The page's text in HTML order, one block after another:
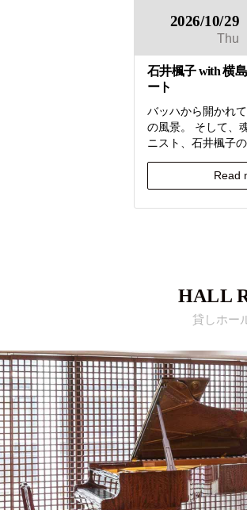
2026/10/29
Thu
石井楓子 with 横
ート
バッハから開かれ
の風景。 そして、
ニスト、石井楓子
Read
HALL
貸しホー